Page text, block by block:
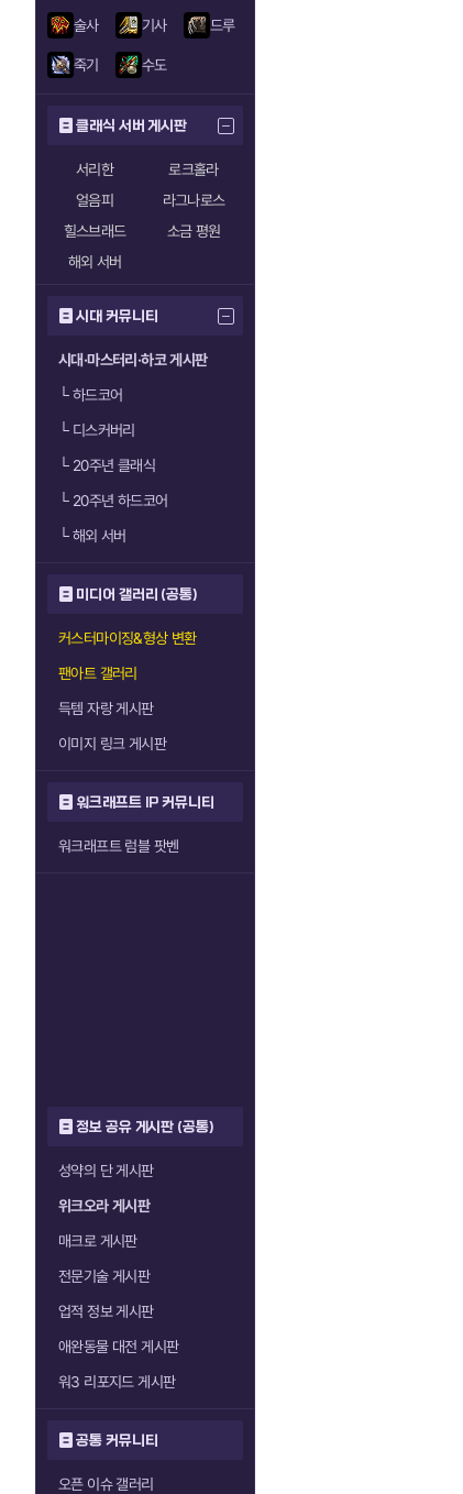
술사 기사 드루
죽기 수도
클래식 서버 게시판
서리한
로크홀라
얼음피
라그나로스
힐스브래드
소금 평원
해외 서버
시대 커뮤니티
시대·마스터리·하코 게시판
└하드코어
└디스커버리
└20주년 클래식
└20주년 하드코어
└해외 서버
미디어 갤러리 (공통)
커스터마이징&형상 변환
팬아트 갤러리
득템 자랑 게시판
이미지 링크 게시판
워크래프트 IP 커뮤니티
워크래프트 럼블 팟벤
정보 공유 게시판 (공통)
성약의 단 게시판
위크오라 게시판
매크로 게시판
전문기술 게시판
업적 정보 게시판
애완동물 대전 게시판
워3 리포지드 게시판
공통 커뮤니티
오픈 이슈 갤러리